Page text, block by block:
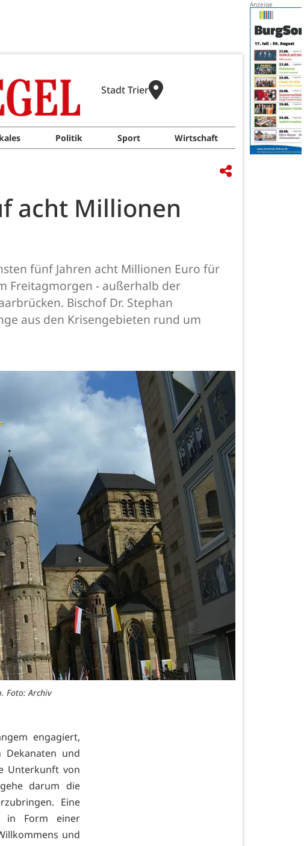
Stadt Trier
Politik Sport Wirtschaft
acht Millionen
fünf Jahren acht Millionen Euro für
Freitagmorgen - außerhalb der
Bischof Dr. Stephan
aus den Krisengebieten rund um
Foto: Archiv
engagiert,
Dekanaten und
Unterkunft von
darum die
Eine
in Form einer
und